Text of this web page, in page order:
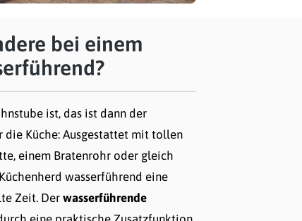
bei einem
ist, das ist dann der
die Küche: Ausgestattet mit tollen
einem Bratenrohr oder gleich
wasserführend eine
Zeit. Der wasserführende